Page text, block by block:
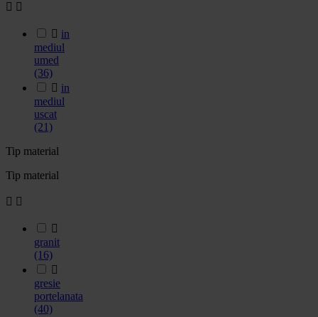
 
 in
mediul
umed
(36)
 in
mediul
uscat
(21)
Tip material
Tip material
 

granit
(16)

gresie
portelanata
(40)